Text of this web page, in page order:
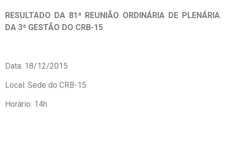
RESULTADO DA 81ª REUNIÃO ORDINÁRIA DE PLENÁRIA
DA 3ª GESTÃO DO CRB-15
Data: 18/12/2015
Local: Sede do CRB-15
Horário: 14h